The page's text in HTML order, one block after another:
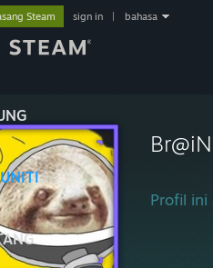
Steam sign in bahasa
Profil ini